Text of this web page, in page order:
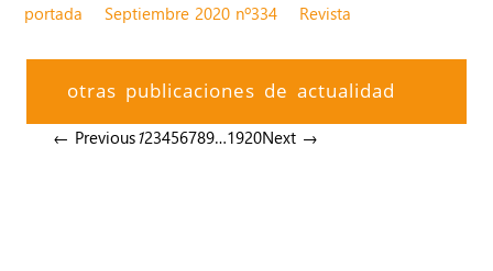
portada
Septiembre 2020 nº334 Revista
otras publicaciones de actualidad
← Previous123456789…1920Next →